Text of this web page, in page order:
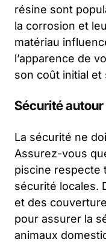
résine sont
la corrosion et
matériau
l’apparence de
son coût initial et
Sécurité
La sécurité ne
Assurez-vous
piscine respecte
sécurité locales.
et des
pour assurer la
animaux